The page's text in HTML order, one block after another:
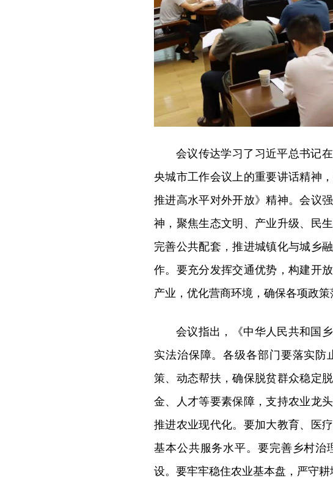
会议传达学习了习近平总书记
央城市工作会议上的重要讲话精神
推进高水平对外开放》精神。会议
神，聚焦生态文明、产业升级、民
完善公共配套，推进城镇化与城乡
作。要充分发挥交通优势，构建开
产业，优化营商环境，确保各项政策
会议指出，《中华人民共和国
实法治保障。各级各部门要落实
策、动态帮扶，确保脱贫群众稳定
金、人才等要素保障，支持农业龙
推进农业现代化。要加大教育、医
基本公共服务水平。要完善乡村治
设。要牢牢稳住农业基本盘，严守耕